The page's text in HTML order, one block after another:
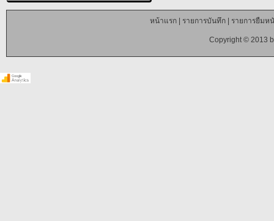
หน้าแรก| รายการบันทึก| รายการยืมห
Copyright © 2013